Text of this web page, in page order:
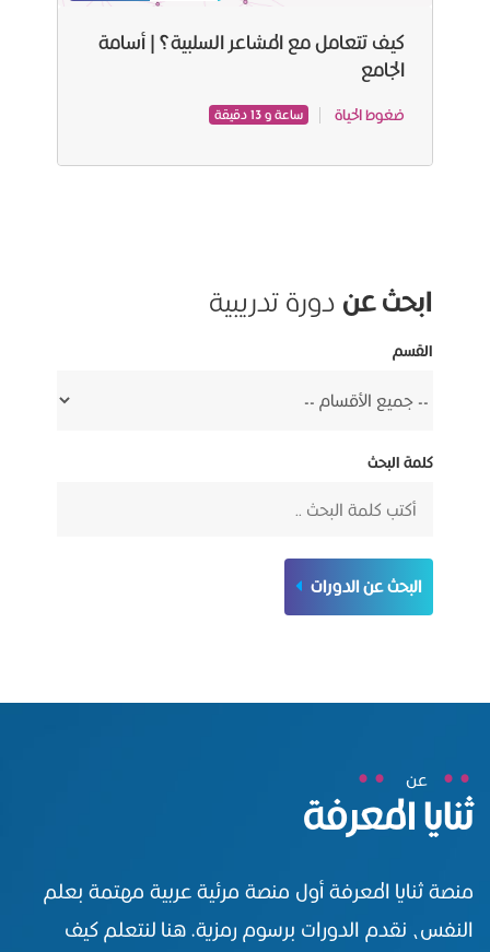
كيف تتعامل مع المشاعر السلبية؟ | أسامة
الجامع
ضغوط الحياة ساعة و 13 دقيقة
ابحث عن دورة تدريبية
القسم
كلمة البحث
البحث عن الدورات
عن
ثنايا المعرفة
منصة ثنايا المعرفة أول منصة مرئية عربية مهتمة بعلم
النفس، نقدم الدورات برسوم رمزية. هنا لنتعلم كيف